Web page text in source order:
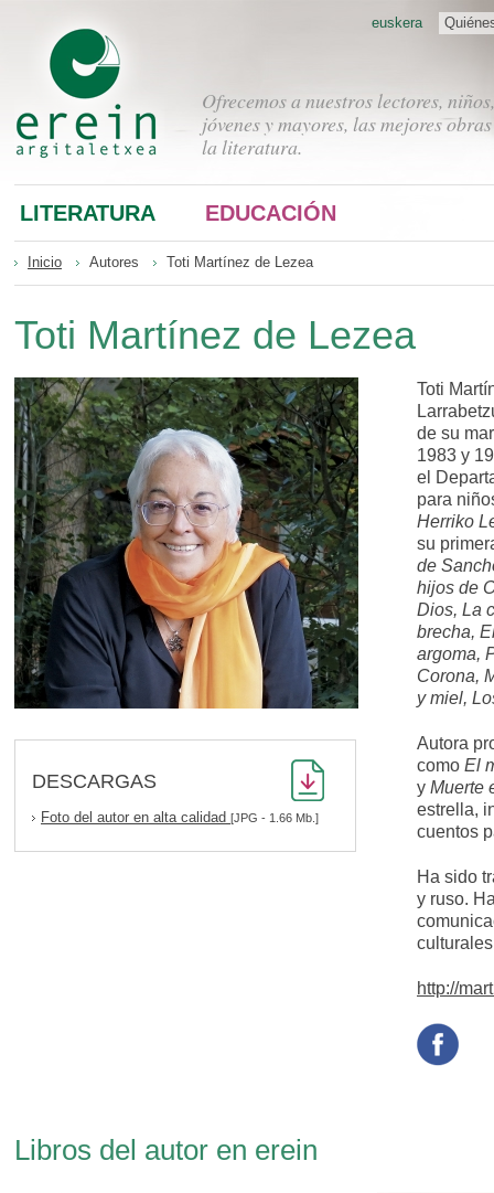
Ofrecemos a nuestros lectores, niños,
jóvenes y mayores, las mejores
la literatura.
euskera
LITERATURA EDUCACIÓN
Inicio Autores Toti Martínez de Lezea
Toti Martínez de Lezea
DESCARGAS
Foto del autor en alta calidad [JPG - 1.66 Mb.]
Toti
de su
1983 y
el
para
Herriko
su
de
hijos de
Dios, La
brecha,
argoma,
Corona,
y miel,
Autora
como El
y Muerte
estrella,
cuentos
Ha sido
y ruso.
http://
Libros del autor en erein